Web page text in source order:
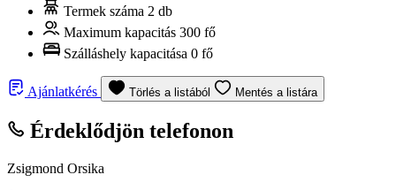
Termek száma 2 db
Maximum kapacitás 300 fő
Szálláshely kapacitása 0 fő
Ajánlatkérés Törlés a listából Mentés a listára
Érdeklődjön telefonon
Zsigmond Orsika